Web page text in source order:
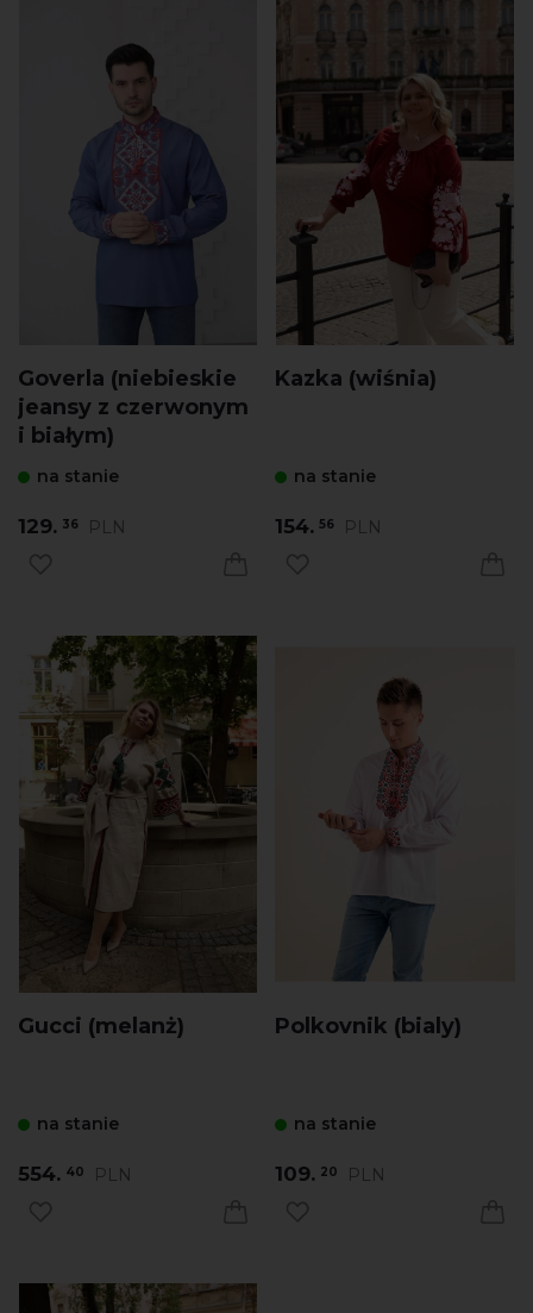
Goverla (niebieskie
jeansy z czerwonym
i białym)
na stanie
129. 36 PLN
Kazka (wiśnia)
na stanie
154. 56 PLN
Gucci (melanż)
na stanie
554. 40 PLN
Polkovnik (bialy)
na stanie
109. 20 PLN